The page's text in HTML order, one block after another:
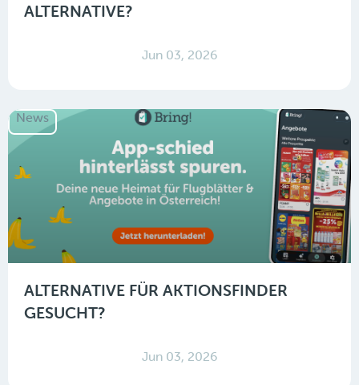
ALTERNATIVE?
Jun 03, 2026
News
ALTERNATIVE FÜR AKTIONSFINDER
GESUCHT?
Jun 03, 2026